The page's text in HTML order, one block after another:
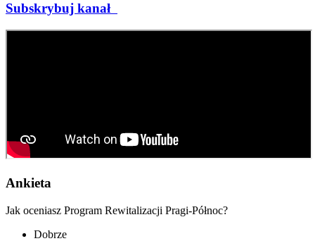
Subskrybuj kanał
Ankieta
Jak oceniasz Program Rewitalizacji Pragi-Północ?
Dobrze